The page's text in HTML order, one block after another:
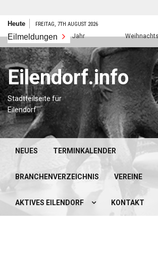
Zum
springen
Heute FREITAG, 7TH AUGUST 2026
Eilmeldungen
Frohes neues Jahr
Eilendorf.info
Stadtteilseite für
Eilendorf
NEUES TERMINKALENDER
BRANCHENVERZEICHNIS VEREINE
AKTIVES EILENDORF KONTAKT